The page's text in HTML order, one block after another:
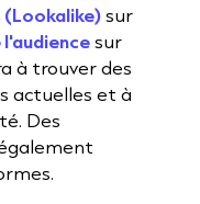
(Lookalike)sur
sur
à trouver des
actuelles et à
Des